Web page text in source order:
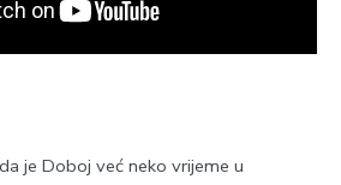
je Doboj već neko vrijeme u